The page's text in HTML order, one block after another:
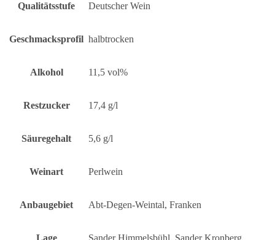
Qualitätsstufe Deutscher Wein
Geschmacksprofil halbtrocken
Alkohol 11,5 vol%
Restzucker 17,4 g/l
Säuregehalt 5,6 g/l
Weinart Perlwein
Anbaugebiet Abt-Degen-Weintal, Franken